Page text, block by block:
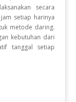
secara
setiap harinya
metode daring.
kebutuhan dari
tanggal setiap